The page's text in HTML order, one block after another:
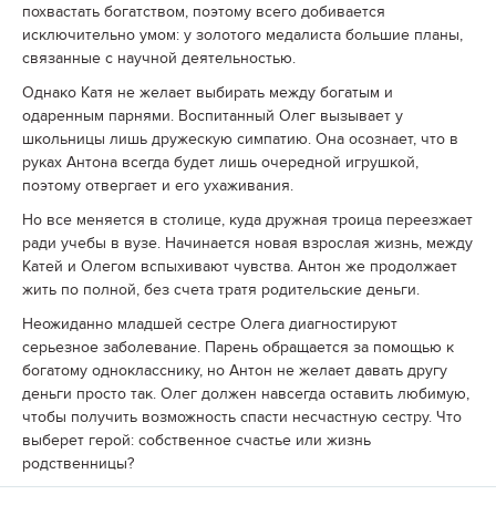
похвастать богатством, поэтому всего добивается
исключительно умом: у золотого медалиста большие планы,
связанные с научной деятельностью.
Однако Катя не желает выбирать между богатым и
одаренным парнями. Воспитанный Олег вызывает у
школьницы лишь дружескую симпатию. Она осознает, что в
руках Антона всегда будет лишь очередной игрушкой,
поэтому отвергает и его ухаживания.
Но все меняется в столице, куда дружная троица переезжает
ради учебы в вузе. Начинается новая взрослая жизнь, между
Катей и Олегом вспыхивают чувства. Антон же продолжает
жить по полной, без счета тратя родительские деньги.
Неожиданно младшей сестре Олега диагностируют
серьезное заболевание. Парень обращается за помощью к
богатому однокласснику, но Антон не желает давать другу
деньги просто так. Олег должен навсегда оставить любимую,
чтобы получить возможность спасти несчастную сестру. Что
выберет герой: собственное счастье или жизнь
родственницы?